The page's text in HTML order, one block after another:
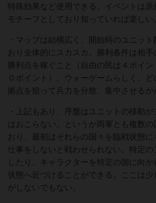
特殊効果など使用できる。イベントは原
モチーフとしており知っていれば楽しい
・マップは結構広く、開始時のユニッ
おり全体的にスカスカ。勝利条件は相手
勝利点を稼ぐこと（自由の民は４ポイン
０ポイント）。ウォーゲームらしく、ど
拠点を狙って兵力を分散、集中させるか
・上記もあり、序盤はユニットの移動が
はおこらない。というか両軍とも複数の
おり、最初はそれらの国々を臨戦状態に
仕事をしないと戦わせられない。特定の
したり、キャラクターを特定の国に向
状態へ近づけることができる。ここは
がしないでもない。